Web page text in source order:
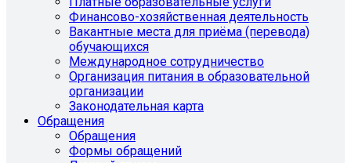
Финансово-хозяйственная деятельность
Вакантные места для приёма (перевода)
обучающихся
Международное сотрудничество
Организация питания в образовательной
организации
Законодательная карта
Обращения
Обращения
Формы обращений